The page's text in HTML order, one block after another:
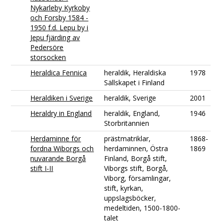
Nykarleby Kyrkoby
och Forsby 1584 -
1950 f.d. Lepu by i
Jepu fjärding av
Pedersöre
storsocken
Heraldica Fennica
heraldik, Heraldiska
Sällskapet i Finland
1978
Heraldiken i Sverige heraldik, Sverige
2001
Heraldry in England
heraldik, England,
Storbritannien
1946
Herdaminne för
fordna Wiborgs och
nuvarande Borgå
stift I-II
prästmatriklar,
herdaminnen, Östra
Finland, Borgå stift,
Viborgs stift, Borgå,
Viborg, församlingar,
stift, kyrkan,
uppslagsböcker,
medeltiden, 1500-1800-
talet
1868-
1869